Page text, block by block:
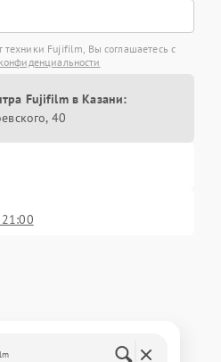
техники Fujifilm, Вы соглашаетесь с
Fujifilm в Казани:
40